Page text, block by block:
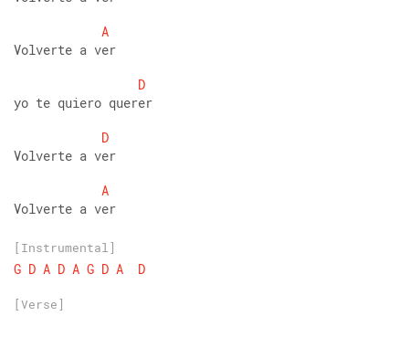
A
Volverte a ver
D
yo te quiero querer
D
Volverte a ver
A
Volverte a ver
[Instrumental]
G D A D A G D A D
[Verse]